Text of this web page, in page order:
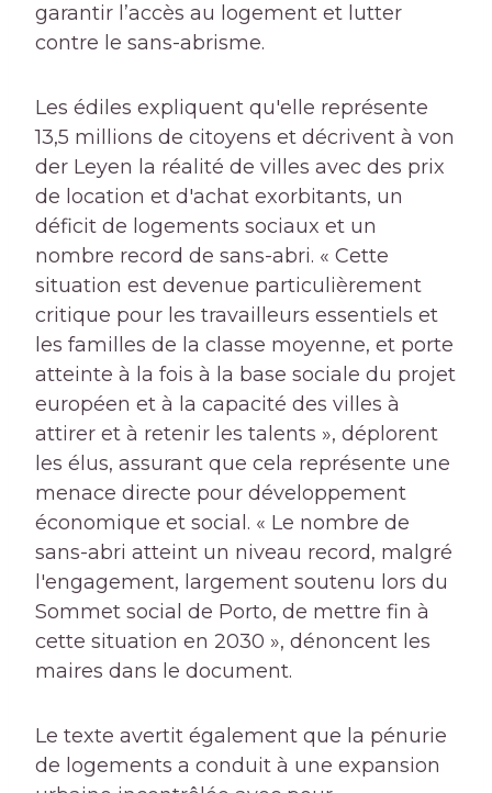
garantir l’accès au logement et lutter
contre le sans-abrisme.
Les édiles expliquent qu'elle représente
13,5 millions de citoyens et décrivent à von
der Leyen la réalité de villes avec des prix
de location et d'achat exorbitants, un
déficit de logements sociaux et un
nombre record de sans-abri. « Cette
situation est devenue particulièrement
critique pour les travailleurs essentiels et
les familles de la classe moyenne, et porte
atteinte à la fois à la base sociale du projet
européen et à la capacité des villes à
attirer et à retenir les talents », déplorent
les élus, assurant que cela représente une
menace directe pour développement
économique et social. « Le nombre de
sans-abri atteint un niveau record, malgré
l'engagement, largement soutenu lors du
Sommet social de Porto, de mettre fin à
cette situation en 2030 », dénoncent les
maires dans le document.
Le texte avertit également que la pénurie
de logements a conduit à une expansion